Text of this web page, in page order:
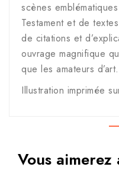
scènes
Testament et de
de citations et
ouvrage magnifique
que les amateurs d’art.
Illustration imprimée
Vous aimerez